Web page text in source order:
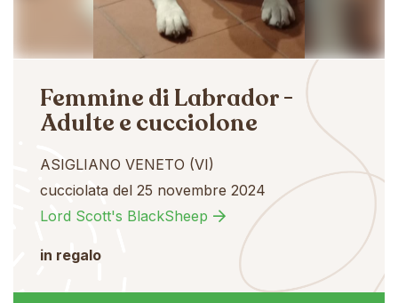
Femmine di Labrador -
Adulte e cucciolone
ASIGLIANO VENETO (VI)
cucciolata del 25 novembre 2024
Lord Scott's BlackSheep
in regalo